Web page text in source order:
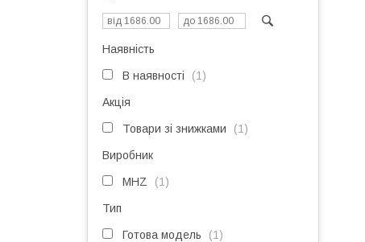
Наявність
В наявності 1
Акція
Товари зі знижками 1
Виробник
MHZ 1
Тип
Готова модель 1